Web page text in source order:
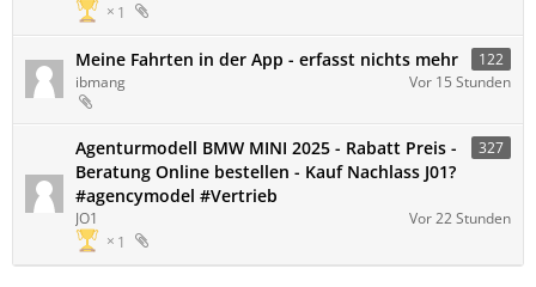
1
Meine Fahrten in der App - erfasst nichts mehr
122
ibmang
Vor 15 Stunden
Agenturmodell BMW MINI 2025 - Rabatt Preis -
Beratung Online bestellen - Kauf Nachlass J01?
#agencymodel #Vertrieb
327
1
JO1 Vor 22 Stunden